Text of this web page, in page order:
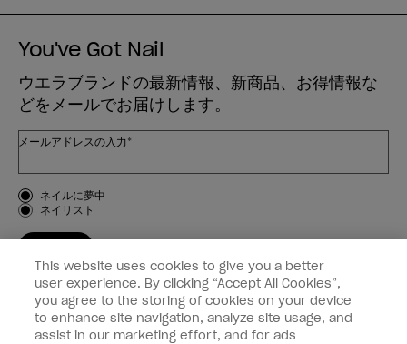
You've Got Nail
ウエラブランドの最新情報、新商品、お得情報な
どをメールでお届けします。
メールアドレスの入力*
お客様のタイプ
ネイルに夢中
ネイリスト
OPI
個人情報の取り扱い
This website uses cookies to give you a better
user experience. By clicking “Accept All Cookies”,
you agree to the storing of cookies on your device
to enhance site navigation, analyze site usage, and
assist in our marketing effort, and for ads